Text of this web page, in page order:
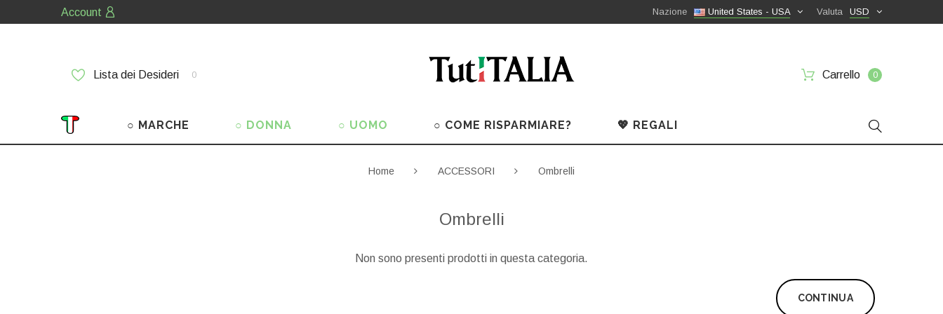
Account USD
Valuta
United States - USA
Nazione
Lista dei Desideri 0 Carrello 0
○ MARCHE ○ DONNA ○ UOMO ○ COME RISPARMIARE? 💖 REGALI
Home ACCESSORI Ombrelli
Ombrelli
Non sono presenti prodotti in questa categoria.
CONTINUA